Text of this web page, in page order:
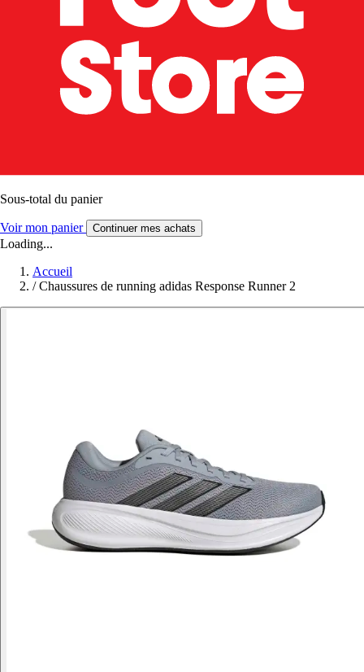
Sous-total du panier
Voir mon panier Continuer mes achats
Loading...
Accueil
/ Chaussures de running adidas Response Runner 2